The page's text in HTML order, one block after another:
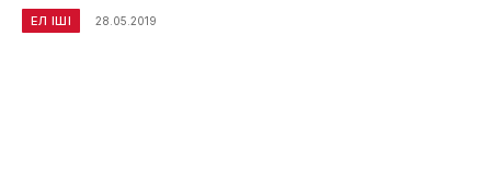
ЕЛ ІШІ 28.05.2019